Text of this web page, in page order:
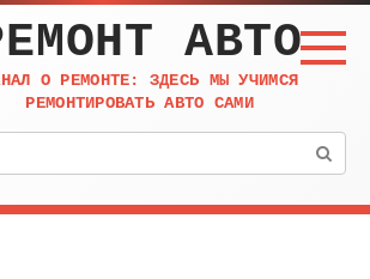
АВТО
О РЕМОНТЕ: ЗДЕСЬ МЫ УЧИМСЯ
РЕМОНТИРОВАТЬ АВТО САМИ